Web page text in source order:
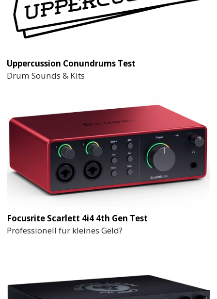
Uppercussion Conundrums Test
Drum Sounds & Kits
Focusrite Scarlett 4i4 4th Gen Test
Professionell für kleines Geld?